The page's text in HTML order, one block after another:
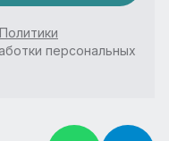
Политики
персональных